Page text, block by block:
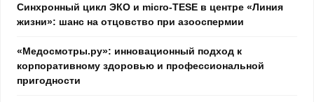
Синхронный цикл ЭКО и micro-TESE в центре «Линия
жизни»: шанс на отцовство при азооспермии
«Медосмотры.ру»: инновационный подход к
корпоративному здоровью и профессиональной
пригодности